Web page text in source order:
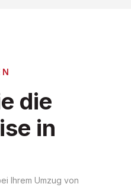
die
in
Ihrem Umzug von